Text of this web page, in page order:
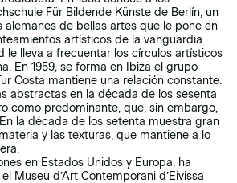
Für Bildende Künste de Berlín, un
de bellas artes que le pone en
artísticos de la vanguardia
le lleva a frecuentar los círculos artísticos
En 1959, se forma en Ibiza el grupo
Costa mantiene una relación constante.
abstractas en la década de los sesenta
como predominante, que, sin embargo,
la década de los setenta muestra gran
y las texturas, que mantiene a lo
en Estados Unidos y Europa, ha
Museu d’Art Contemporani d’Eivissa